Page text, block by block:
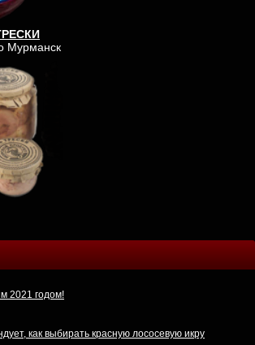
Мурманск
2021 годом!
как выбирать красную лососевую икру